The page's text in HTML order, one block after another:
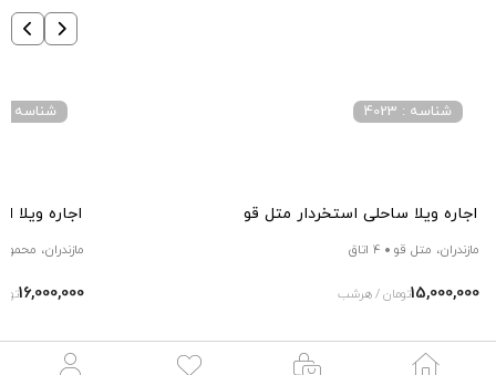
اجاره ویلا ساحلی استخردار متل قو
شناسه : 4023
مازندران، متل قو 4 اتاق
15,000,000تومان / هرشب
اجاره
شناسه : 3027
مازندران،
16,000,000